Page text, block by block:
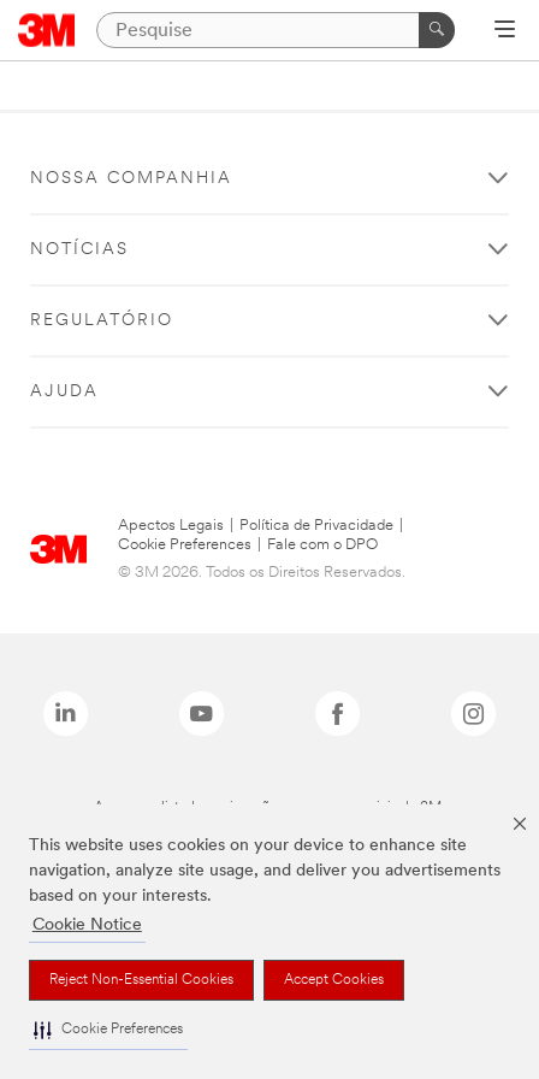
This website uses cookies on your device to enhance site
navigation, analyze site usage, and deliver you advertisements
based on your interests.
Cookie Notice
Reject Non-Essential Cookies Accept Cookies
Cookie Preferences
NOSSA COMPANHIA
NOTÍCIAS
REGULATÓRIO
AJUDA
Apectos Legais Política de Privacidade
Cookie Preferences
Fale com o DPO
© 3M 2026. Todos os Direitos Reservados.
As marcas listadas a cima são marcas comerciais da 3M.